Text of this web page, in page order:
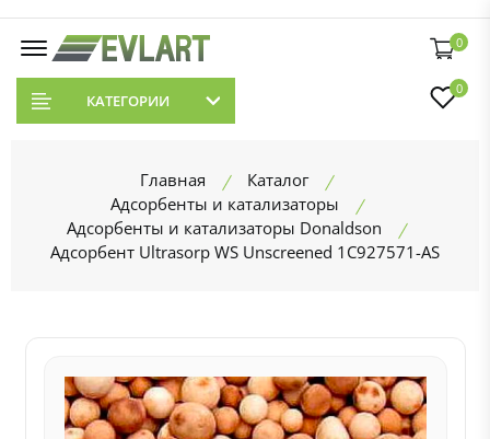
0
КАТЕГОРИИ
0
Главная
Каталог
Адсорбенты и катализаторы
Адсорбенты и катализаторы Donaldson
Адсорбент Ultrasorp WS Unscreened 1C927571-AS